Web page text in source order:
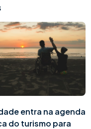
entra na agenda
do turismo para